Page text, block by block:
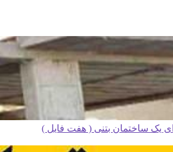
یک ساختمان بتنی ( هفت فایل )